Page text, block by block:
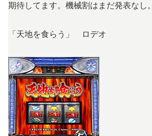
期待してます。機械割はまだ発表なし。
「天地を食らう」 ロデオ